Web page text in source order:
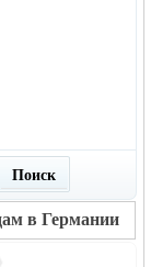
Поиск
в Германии